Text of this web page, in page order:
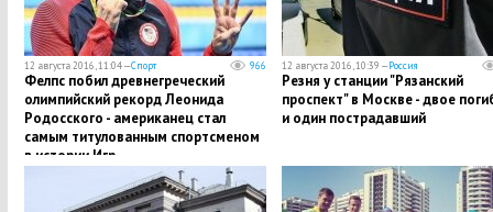
12 августа 2016, 11:04 —Спорт 966
Фелпс побил древнегреческий
олимпийский рекорд Леонида
Родосского - американец стал
самым титулованным спортсменом
в истории Игр…
12 августа 2016, 10:39 —Россия
Резня у станции "Рязанский
проспект" в Москве - двое
и один пострадавший